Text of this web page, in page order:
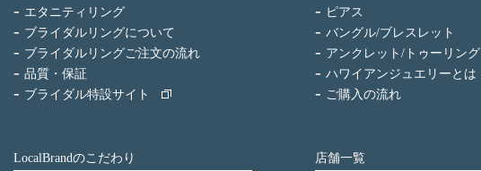
エタニティリング
ブライダルリングについて
ブライダルリングご注文の流れ
品質・保証
ブライダル特設サイト
ピアス
バングル/ブレスレット
アンクレット/トゥーリング
ハワイアンジュエリーとは
ご購入の流れ
LocalBrandのこだわり 店舗一覧